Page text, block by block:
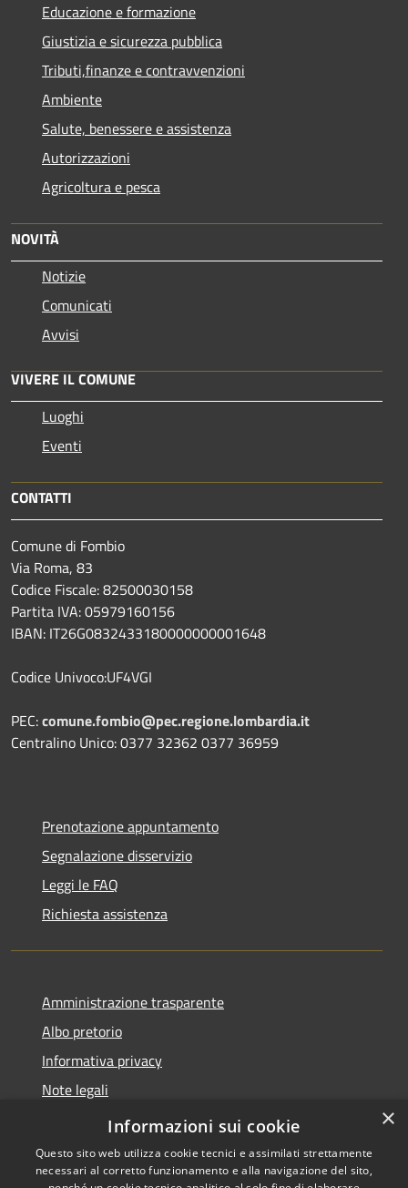
Educazione e formazione
Giustizia e sicurezza pubblica
Tributi,finanze e contravvenzioni
Ambiente
Salute, benessere e assistenza
Autorizzazioni
Agricoltura e pesca
NOVITÀ
Notizie
Comunicati
Avvisi
VIVERE IL COMUNE
Luoghi
Eventi
CONTATTI
Comune di Fombio
Via Roma, 83
Codice Fiscale: 82500030158
Partita IVA: 05979160156
IBAN: IT26G0832433180000000001648
Codice Univoco:UF4VGI
PEC:comune.fombio@pec.regione.lombardia.it
Centralino Unico: 0377 32362 0377 36959
Prenotazione appuntamento
Segnalazione disservizio
Leggi le FAQ
Richiesta assistenza
Amministrazione trasparente
Albo pretorio
Informativa privacy
Note legali
Dichiarazione di accessibilità
×
Informazioni sui cookie
Questo sito web utilizza cookie tecnici e assimilati strettamente
necessari al corretto funzionamento e alla navigazione del sito,